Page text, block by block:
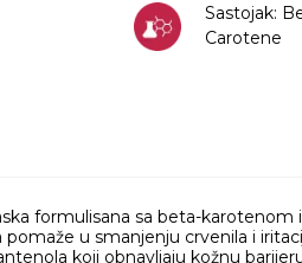
Sastojak:
Carotene
formulisana sa beta-karotenom
u smanjenju crvenila i
koji obnavljaju kožnu